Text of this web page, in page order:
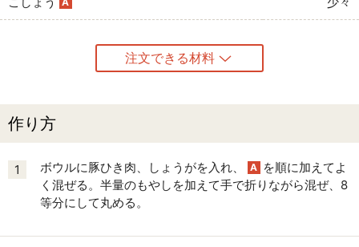
注文できる材料
作り方
1 ボウルに豚ひき肉、しょうがを入れ、 A を順に加えてよ
く混ぜる。半量のもやしを加えて手で折りながら混ぜ、8
等分にして丸める。